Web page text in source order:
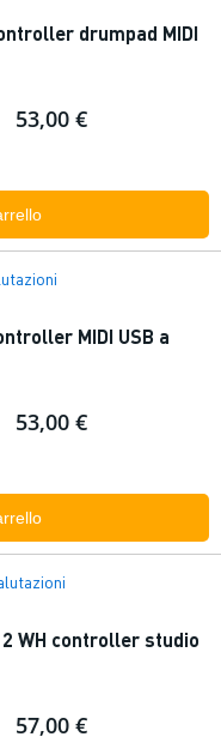
drumpad MIDI
53,00 €
MIDI USB a
53,00 €
WH controller studio
57,00 €